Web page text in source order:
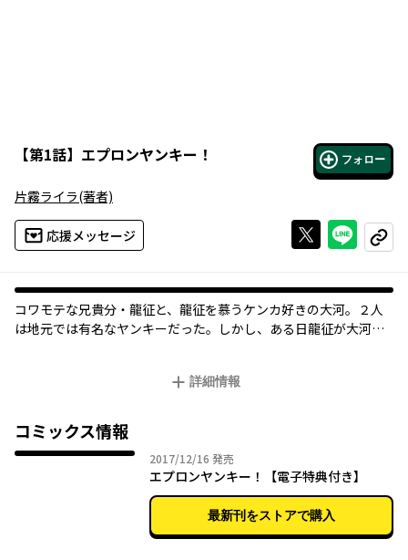
【第1話】 エプロンヤンキー！ フォロー
片霧ライラ(著者)
応援メッセージ Xで投稿する
ライン
コピー
コワモテな兄貴分・龍征と、龍征を慕うケンカ好きの大河。２人
は地元では有名なヤンキーだった。しかし、ある日龍征が大河の
詳細情報
コミックス情報
2017/12/16 2017年12月16日
発売
エプロンヤンキー！【電子特典付き】
最新刊をストアで購入